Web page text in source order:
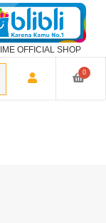
OFFICIAL SHOP
0